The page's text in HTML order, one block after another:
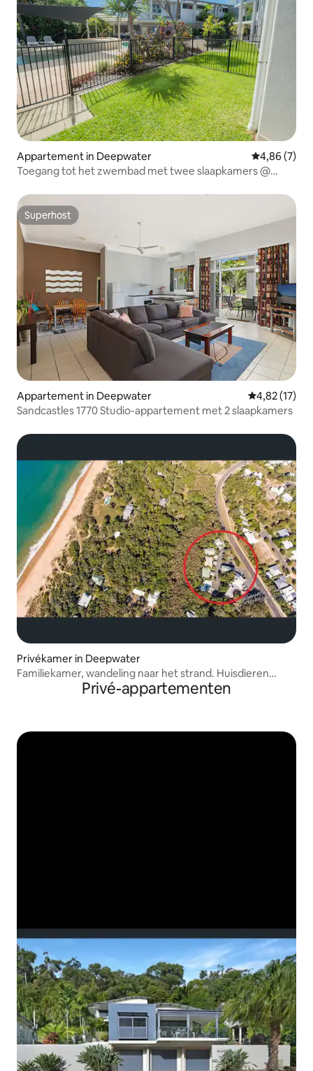
Appartement in Deepwater Gemiddelde
4,86 (7)
Toegang tot het zwembad met twee slaapkamers @
Superhost
Superhost
Appartement in Deepwater Gemiddelde
4,82 (17)
Sandcastles 1770 Studio-appartement met 2 slaapkamers
Privékamer in Deepwater
Familiekamer, wandeling naar het strand. Huisdieren
extra $ 15 per stukPrivé-appartementen